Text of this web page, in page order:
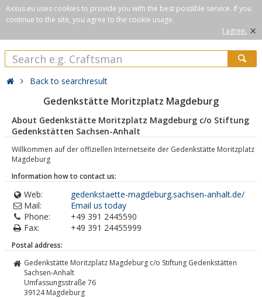
Axxus.eu uses cookies to provide you with the best possible service. If you
continue to the site, you agree to the cookie usage.
I agree. ×
Back to searchresult
Gedenkstätte Moritzplatz Magdeburg
About Gedenkstätte Moritzplatz Magdeburg c/o Stiftung
Gedenkstätten Sachsen-Anhalt
Willkommen auf der offiziellen Internetseite der Gedenkstätte Moritzplatz
Magdeburg
Information how to contact us:
Web:
gedenkstaette-magdeburg.sachsen-anhalt.de/
Mail:
Email us today
Phone:
+49 391 2445590
Fax:
+49 391 24455999
Postal address:
Gedenkstätte Moritzplatz Magdeburg c/o Stiftung Gedenkstätten
Sachsen-Anhalt
Umfassungsstraße 76
39124 Magdeburg